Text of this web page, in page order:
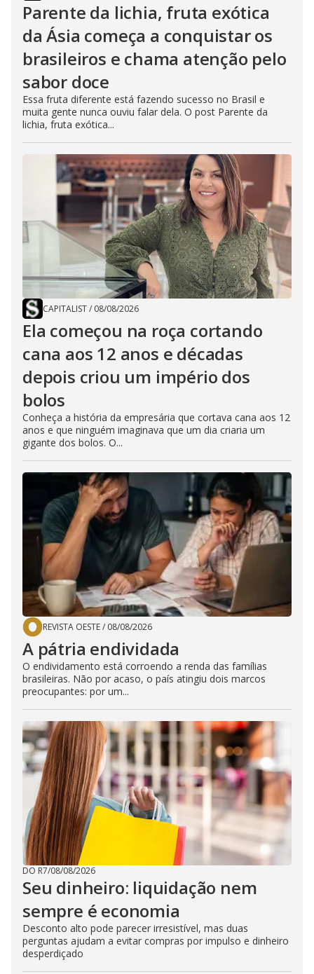
Parente da lichia, fruta exótica
da Ásia começa a conquistar os
brasileiros e chama atenção pelo
sabor doce
Essa fruta diferente está fazendo sucesso no Brasil e
muita gente nunca ouviu falar dela. O post Parente da
lichia, fruta exótica...
CAPITALIST/ 08/08/2026
Ela começou na roça cortando
cana aos 12 anos e décadas
depois criou um império dos
bolos
Conheça a história da empresária que cortava cana aos 12
anos e que ninguém imaginava que um dia criaria um
gigante dos bolos. O...
REVISTA OESTE/ 08/08/2026
A pátria endividada
O endividamento está corroendo a renda das famílias
brasileiras. Não por acaso, o país atingiu dois marcos
preocupantes: por um...
DO R7/08/08/2026
Seu dinheiro: liquidação nem
sempre é economia
Desconto alto pode parecer irresistível, mas duas
perguntas ajudam a evitar compras por impulso e dinheiro
desperdiçado